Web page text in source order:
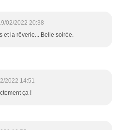
02/2022 20:38
et la rêverie... Belle soirée.
2022 14:51
ça !